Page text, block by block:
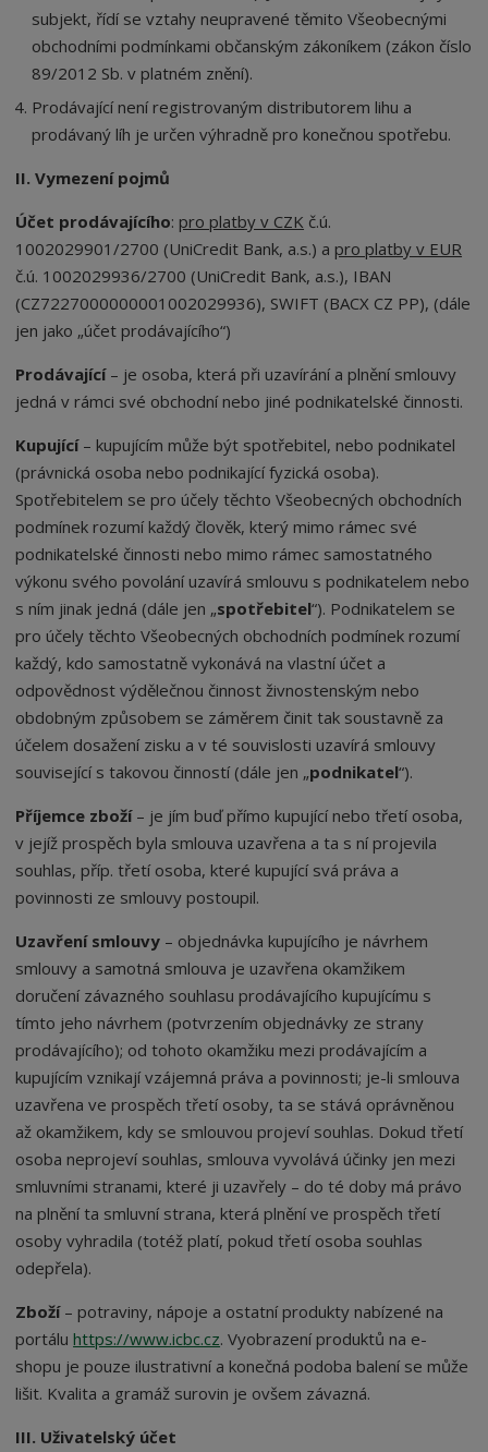
subjekt, řídí se vztahy neupravené těmito Všeobecnými
obchodními podmínkami občanským zákoníkem (zákon číslo
89/2012 Sb. v platném znění).
Prodávající není registrovaným distributorem lihu a
prodávaný líh je určen výhradně pro konečnou spotřebu.
II. Vymezení pojmů
Účet prodávajícího: pro platby v CZK č.ú.
1002029901/2700 (UniCredit Bank, a.s.) a pro platby v EUR
č.ú. 1002029936/2700 (UniCredit Bank, a.s.), IBAN
(CZ7227000000001002029936), SWIFT (BACX CZ PP), (dále
jen jako „účet prodávajícího“)
Prodávající– je osoba, která při uzavírání a plnění smlouvy
jedná v rámci své obchodní nebo jiné podnikatelské činnosti.
Kupující– kupujícím může být spotřebitel, nebo podnikatel
(právnická osoba nebo podnikající fyzická osoba).
Spotřebitelem se pro účely těchto Všeobecných obchodních
podmínek rozumí každý člověk, který mimo rámec své
podnikatelské činnosti nebo mimo rámec samostatného
výkonu svého povolání uzavírá smlouvu s podnikatelem nebo
s ním jinak jedná (dále jen „spotřebitel“). Podnikatelem se
pro účely těchto Všeobecných obchodních podmínek rozumí
každý, kdo samostatně vykonává na vlastní účet a
odpovědnost výdělečnou činnost živnostenským nebo
obdobným způsobem se záměrem činit tak soustavně za
účelem dosažení zisku a v té souvislosti uzavírá smlouvy
související s takovou činností (dále jen „podnikatel“).
Příjemce zboží– je jím buď přímo kupující nebo třetí osoba,
v jejíž prospěch byla smlouva uzavřena a ta s ní projevila
souhlas, příp. třetí osoba, které kupující svá práva a
povinnosti ze smlouvy postoupil.
Uzavření smlouvy – objednávka kupujícího je návrhem
smlouvy a samotná smlouva je uzavřena okamžikem
doručení závazného souhlasu prodávajícího kupujícímu s
tímto jeho návrhem (potvrzením objednávky ze strany
prodávajícího); od tohoto okamžiku mezi prodávajícím a
kupujícím vznikají vzájemná práva a povinnosti; je-li smlouva
uzavřena ve prospěch třetí osoby, ta se stává oprávněnou
až okamžikem, kdy se smlouvou projeví souhlas. Dokud třetí
osoba neprojeví souhlas, smlouva vyvolává účinky jen mezi
smluvními stranami, které ji uzavřely – do té doby má právo
na plnění ta smluvní strana, která plnění ve prospěch třetí
osoby vyhradila (totéž platí, pokud třetí osoba souhlas
odepřela).
Zboží– potraviny, nápoje a ostatní produkty nabízené na
portáluhttps://www.icbc.cz. Vyobrazení produktů na e-
shopu je pouze ilustrativní a konečná podoba balení se může
lišit. Kvalita a gramáž surovin je ovšem závazná.
III. Uživatelský účet